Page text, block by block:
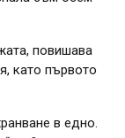
повишава
като първото
в едно.